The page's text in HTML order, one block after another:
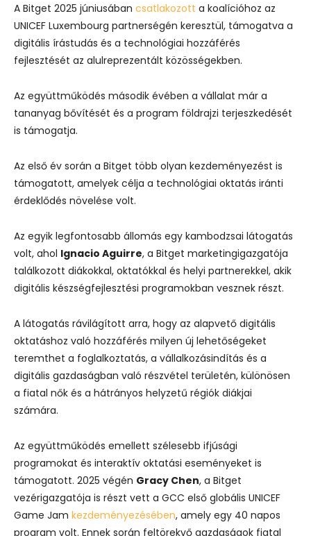
A Bitget 2025 júniusában csatlakozott a koalícióhoz az
UNICEF Luxembourg partnerségén keresztül, támogatva a
digitális írástudás és a technológiai hozzáférés
fejlesztését az alulreprezentált közösségekben.
Az együttműködés második évében a vállalat már a
tananyag bővítését és a program földrajzi terjeszkedését
is támogatja.
Az első év során a Bitget több olyan kezdeményezést is
támogatott, amelyek célja a technológiai oktatás iránti
érdeklődés növelése volt.
Az egyik legfontosabb állomás egy kambodzsai látogatás
volt, ahol Ignacio Aguirre, a Bitget marketingigazgatója
találkozott diákokkal, oktatókkal és helyi partnerekkel, akik
digitális készségfejlesztési programokban vesznek részt.
A látogatás rávilágított arra, hogy az alapvető digitális
oktatáshoz való hozzáférés milyen új lehetőségeket
teremthet a foglalkoztatás, a vállalkozásindítás és a
digitális gazdaságban való részvétel területén, különösen
a fiatal nők és a hátrányos helyzetű régiók diákjai
számára.
Az együttműködés emellett szélesebb ifjúsági
programokat és interaktív oktatási eseményeket is
támogatott. 2025 végén Gracy Chen, a Bitget
vezérigazgatója is részt vett a GCC első globális UNICEF
Game Jam kezdeményezésében, amely egy 40 napos
program volt. Ennek során feltörekvő gazdaságok fiatal